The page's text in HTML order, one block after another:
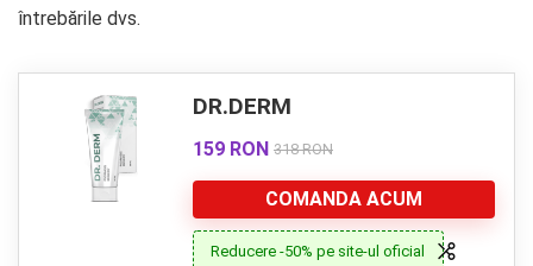
întrebările dvs.
DR.DERM
159 RON 318 RON
COMANDA ACUM
Reducere -50% pe site-ul oficial